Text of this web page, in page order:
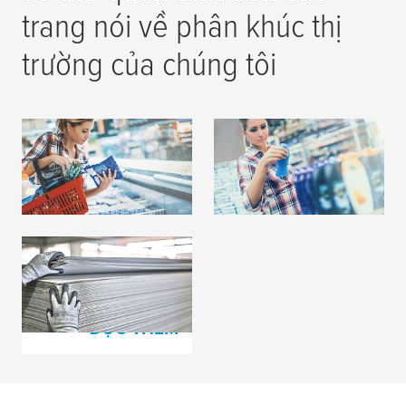
trang nói về phân khúc thị
trường của chúng tôi
In bao bì mềm
ĐỌC THÊM
In nhãn
ĐỌC THÊM
Sản xuất bìa các tông
gợn sóng
ĐỌC THÊM